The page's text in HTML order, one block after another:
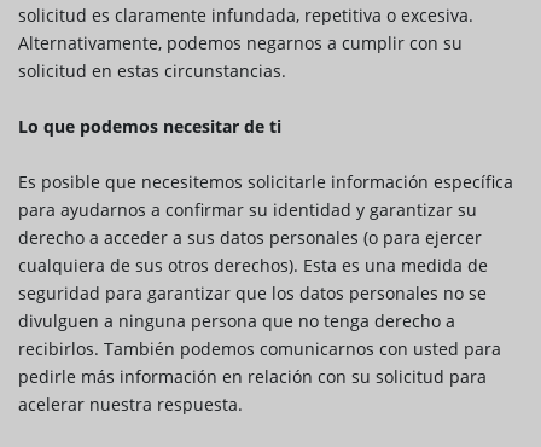
solicitud es claramente infundada, repetitiva o excesiva.
Alternativamente, podemos negarnos a cumplir con su
solicitud en estas circunstancias.
Lo que podemos necesitar de ti
Es posible que necesitemos solicitarle información específica
para ayudarnos a confirmar su identidad y garantizar su
derecho a acceder a sus datos personales (o para ejercer
cualquiera de sus otros derechos). Esta es una medida de
seguridad para garantizar que los datos personales no se
divulguen a ninguna persona que no tenga derecho a
recibirlos. También podemos comunicarnos con usted para
pedirle más información en relación con su solicitud para
acelerar nuestra respuesta.